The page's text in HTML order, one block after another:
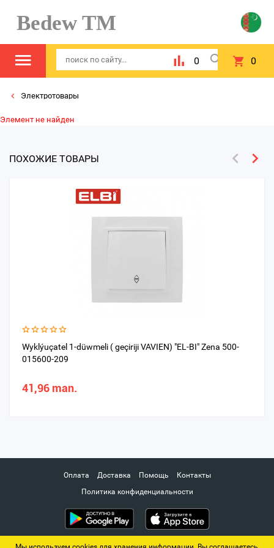
Bedew TM
0 0
Электротовары
Элемент не найден
ПОХОЖИЕ ТОВАРЫ
Wyklýuçatel 1-düwmeli ( geçiriji VAVIEN) "EL-BI" Zena 500-
015600-209
41,96 man.
Оплата Доставка Помощь
Контакты
Политика конфиденциальности